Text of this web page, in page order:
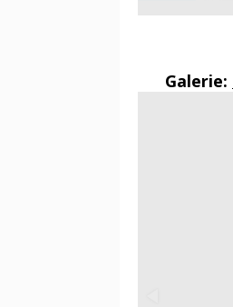
Galerie: